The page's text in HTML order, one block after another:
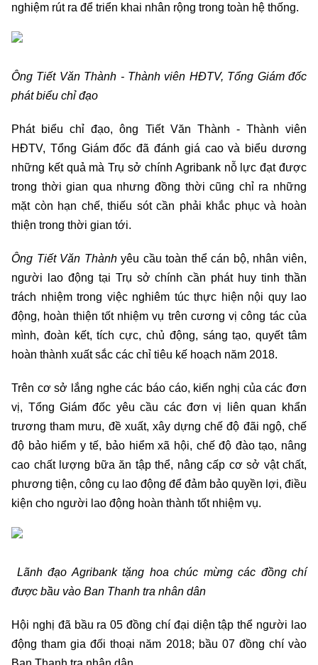
nghiệm rút ra để triển khai nhân rộng trong toàn hệ thống.
Ông Tiết Văn Thành - Thành viên HĐTV, Tổng Giám đốc
phát biểu chỉ đạo
Phát biểu chỉ đạo, ông Tiết Văn Thành - Thành viên
HĐTV, Tổng Giám đốc đã đánh giá cao và biểu dương
những kết quả mà Trụ sở chính Agribank nỗ lực đạt được
trong thời gian qua nhưng đồng thời cũng chỉ ra những
mặt còn hạn chế, thiếu sót cần phải khắc phục và hoàn
thiện trong thời gian tới.
Ông Tiết Văn Thànhyêu cầu toàn thể cán bộ, nhân viên,
người lao động tại Trụ sở chính cần phát huy tinh thần
trách nhiệm trong việc nghiêm túc thực hiện nội quy lao
động, hoàn thiện tốt nhiệm vụ trên cương vị công tác của
mình, đoàn kết, tích cực, chủ động, sáng tạo, quyết tâm
hoàn thành xuất sắc các chỉ tiêu kế hoạch năm 2018.
Trên cơ sở lắng nghe các báo cáo, kiến nghị của các đơn
vị, Tổng Giám đốc yêu cầu các đơn vị liên quan khẩn
trương tham mưu, đề xuất, xây dựng chế độ đãi ngộ, chế
độ bảo hiểm y tế, bảo hiểm xã hội, chế độ đào tạo, nâng
cao chất lượng bữa ăn tập thể, nâng cấp cơ sở vật chất,
phương tiện, công cụ lao động để đảm bảo quyền lợi, điều
kiện cho người lao động hoàn thành tốt nhiệm vụ.
Lãnh đạo Agribank tặng hoa chúc mừng các đồng chí
được bầu vào Ban Thanh tra nhân dân
Hội nghị đã bầu ra 05 đồng chí đại diện tập thể người lao
động tham gia đối thoại năm 2018; bầu 07 đồng chí vào